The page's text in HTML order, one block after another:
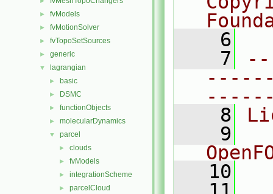
► fvModels
► fvMotionSolver
► fvTopoSetSources
► generic
▼ lagrangian
► basic
► DSMC
► functionObjects
► molecularDynamics
▼ parcel
► clouds
► fvModels
► integrationScheme
► parcelCloud
    6
    7
    8
    9
   10